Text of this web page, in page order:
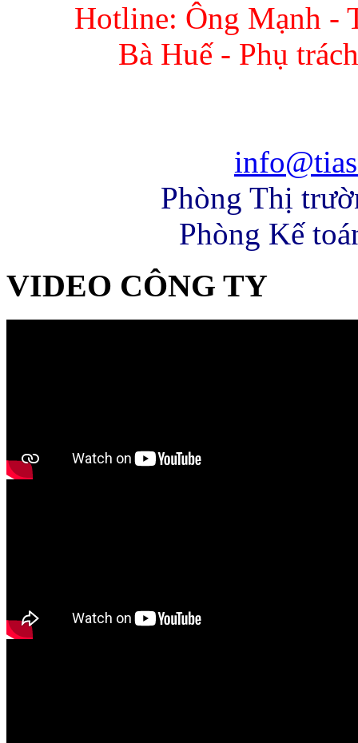
Hotline: Ông Mạnh -
Bà Huế - Phụ
Phòng Thị
Phòng Kế
VIDEO CÔNG TY